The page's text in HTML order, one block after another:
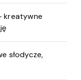
kreatywne
słodycze,